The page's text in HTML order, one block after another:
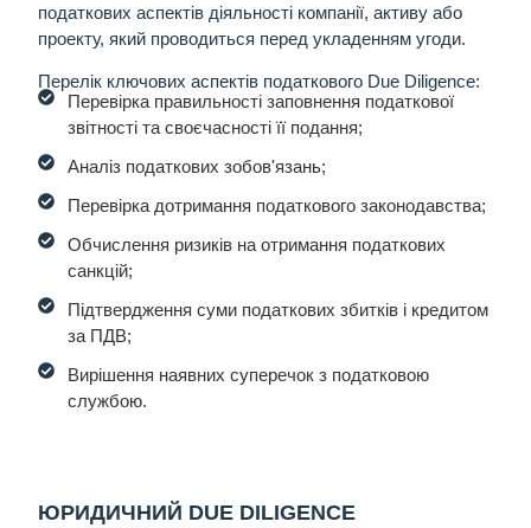
податкових аспектів діяльності компанії, активу або
проекту, який проводиться перед укладенням угоди.
Перелік ключових аспектів податкового Due Diligence:
Перевірка правильності заповнення податкової
звітності та своєчасності її подання;
Аналіз податкових зобов'язань;
Перевірка дотримання податкового законодавства;
Обчислення ризиків на отримання податкових
санкцій;
Підтвердження суми податкових збитків і кредитом
за ПДВ;
Вирішення наявних суперечок з податковою
службою.
ЮРИДИЧНИЙ DUE DILIGENCE